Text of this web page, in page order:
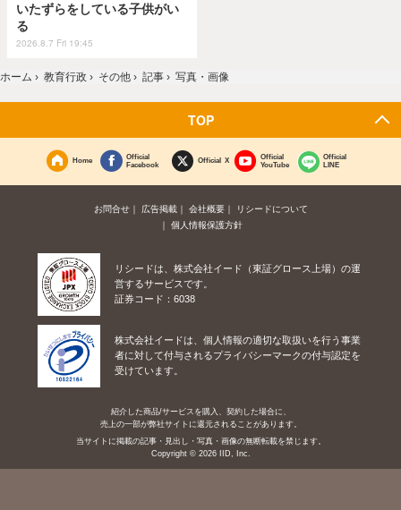
いたずらをしている子供がい
る
2026.8.7 Fri 19:45
ホーム › 教育行政 › その他 › 記事 › 写真・画像
TOP
Home
Official
Facebook
Official X
Official
YouTube
Official
LINE
お問合せ 広告掲載 会社概要
リシードについて
個人情報保護方針
リシードは、株式会社イード（東証グロース上場）の運
営するサービスです。
証券コード：6038
株式会社イードは、個人情報の適切な取扱いを行う事業
者に対して付与されるプライバシーマークの付与認定を
受けています。
紹介した商品/サービスを購入、契約した場合に、
売上の一部が弊社サイトに還元されることがあります。
当サイトに掲載の記事・見出し・写真・画像の無断転載を禁じます。
Copyright © 2026 IID, Inc.